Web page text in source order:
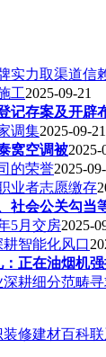
实力取渠道信
工2025-09-21
记存案及开辟
调集2025-09-21
窝空调被2025-
的荣誉2025-
业者志愿缴存
社会公关勾当
5月交房2025-
智能化风口
：正在油烟机
耕细分范畴
装修建材百科